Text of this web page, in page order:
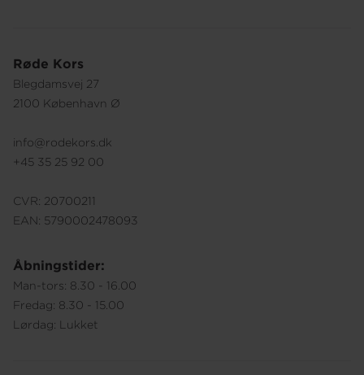
Røde Kors
Blegdamsvej 27
2100 København Ø
info@rodekors.dk
+45 35 25 92 00
CVR: 20700211
EAN: 5790002478093
Åbningstider:
Man-tors: 8.30 - 16.00
Fredag: 8.30 - 15.00
Lørdag: Lukket